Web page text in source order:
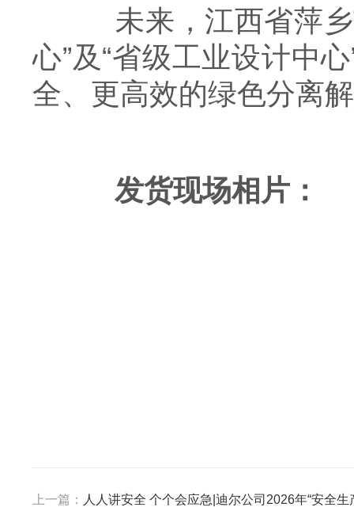
未来，江西省萍乡
心”及“省级工业设计中
全、更高效的绿色分离
发货现场相片：
上一篇： 人人讲安全 个个会应急|迪尔公司2026年“安全生